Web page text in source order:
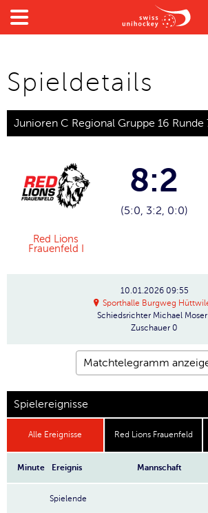

Spieldetails
Junioren C Regional Gruppe 16 Runde
Red Lions
Frauenfeld I
8:2
(5:0, 3:2, 0:0)
10.01.2026 09:55
Sporthalle Burgweg
Schiedsrichter Michael Moser |
Zuschauer 0
Matchtelegramm
Spielereignisse
Alle Ereignisse Red Lions Frauenfeld
Minute Ereignis Mannschaft
Spielende